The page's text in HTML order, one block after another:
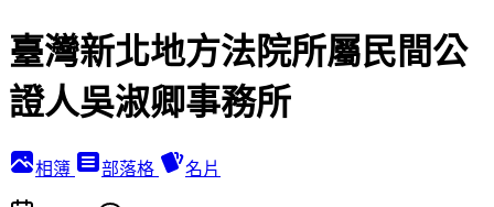
臺灣新北地方法院所屬民間公
證人吳淑卿事務所
相簿 部落格 名片